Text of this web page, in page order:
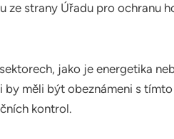
ze strany Úřadu pro ochranu
jako je energetika
měli být obeznámeni s
kontrol.